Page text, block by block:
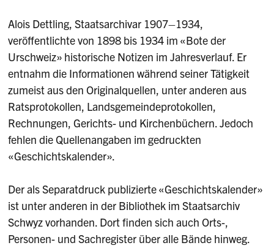
Alois Dettling, Staatsarchivar 1907–1934,
veröffentlichte von 1898 bis 1934 im «Bote der
Urschweiz» historische Notizen im Jahresverlauf. Er
entnahm die Informationen während seiner Tätigkeit
zumeist aus den Originalquellen, unter anderen aus
Ratsprotokollen, Landsgemeindeprotokollen,
Rechnungen, Gerichts- und Kirchenbüchern. Jedoch
fehlen die Quellenangaben im gedruckten
«Geschichtskalender».
Der als Separatdruck publizierte «Geschichtskalender»
ist unter anderen in der Bibliothek im Staatsarchiv
Schwyz vorhanden. Dort finden sich auch Orts-,
Personen- und Sachregister über alle Bände hinweg.